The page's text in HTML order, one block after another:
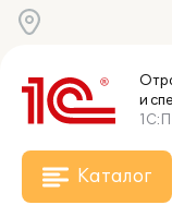
и
Каталог